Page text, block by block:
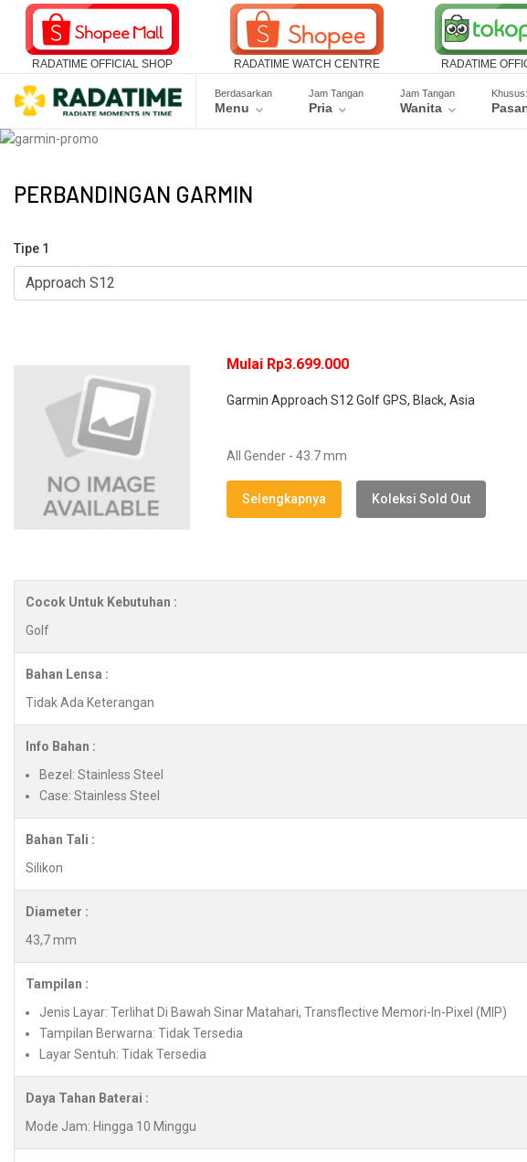
RADATIME OFFICIAL SHOP RADATIME WATCH CENTRE RADATIME
Berdasarkan
Menu
Jam Tangan
Pria
Jam Tangan
Wanita
Khusus:
PERBANDINGAN GARMIN
Tipe 1
Mulai Rp3.699.000
Garmin Approach S12 Golf GPS, Black, Asia
All Gender - 43.7 mm
Selengkapnya Koleksi Sold Out
Cocok Untuk Kebutuhan :
Golf
Bahan Lensa :
Tidak Ada Keterangan
Info Bahan :
Bezel: Stainless Steel
Case: Stainless Steel
Bahan Tali :
Silikon
Diameter :
43,7 mm
Tampilan :
Jenis Layar: Terlihat Di Bawah Sinar Matahari, Transflective Memori-In-Pixel (MIP)
Tampilan Berwarna: Tidak Tersedia
Layar Sentuh: Tidak Tersedia
Daya Tahan Baterai :
Mode Jam: Hingga 10 Minggu